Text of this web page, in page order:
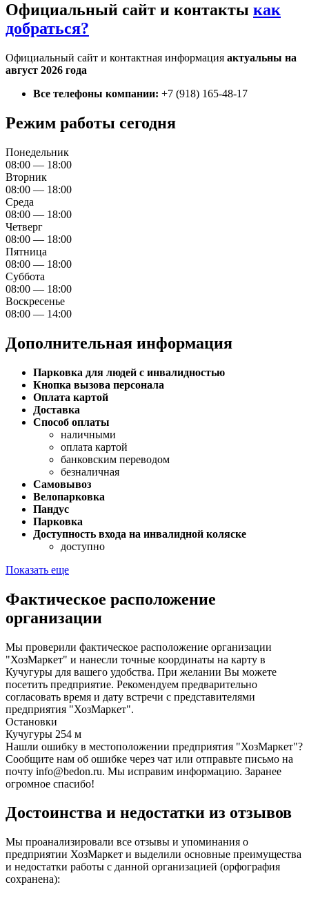
Официальный сайт и контакты как
добраться?
Официальный сайт и контактная информация актуальны на
август 2026 года
Все телефоны компании: +7 (918) 165-48-17
Режим работы сегодня
Понедельник
08:00 — 18:00
Вторник
08:00 — 18:00
Среда
08:00 — 18:00
Четверг
08:00 — 18:00
Пятница
08:00 — 18:00
Суббота
08:00 — 18:00
Воскресенье
08:00 — 14:00
Дополнительная информация
Парковка для людей с инвалидностью
Кнопка вызова персонала
Оплата картой
Доставка
Способ оплаты
наличными
оплата картой
банковским переводом
безналичная
Самовывоз
Велопарковка
Пандус
Парковка
Доступность входа на инвалидной коляске
доступно
Показать еще
Фактическое расположение
организации
Мы проверили фактическое расположение организации
"ХозМаркет" и нанесли точные координаты на карту в
Кучугуры для вашего удобства. При желании Вы можете
посетить предприятие. Рекомендуем предварительно
согласовать время и дату встречи с представителями
предприятия "ХозМаркет".
Остановки
Кучугуры 254 м
Нашли ошибку в местоположении предприятия "ХозМаркет"?
Сообщите нам об ошибке через чат или отправьте письмо на
почту info@bedon.ru. Мы исправим информацию. Заранее
огромное спасибо!
Достоинства и недостатки из отзывов
Мы проанализировали все отзывы и упоминания о
предприятии ХозМаркет и выделили основные преимущества
и недостатки работы с данной организацией (орфография
сохранена):